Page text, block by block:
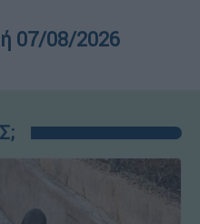
07/08/2026